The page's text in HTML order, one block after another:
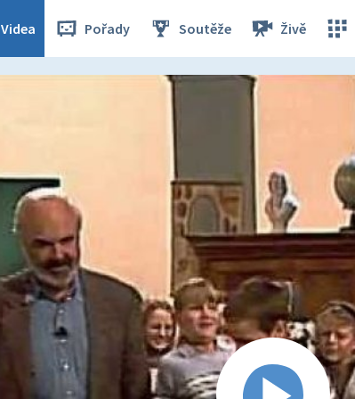
Videa Pořady Soutěže Živě